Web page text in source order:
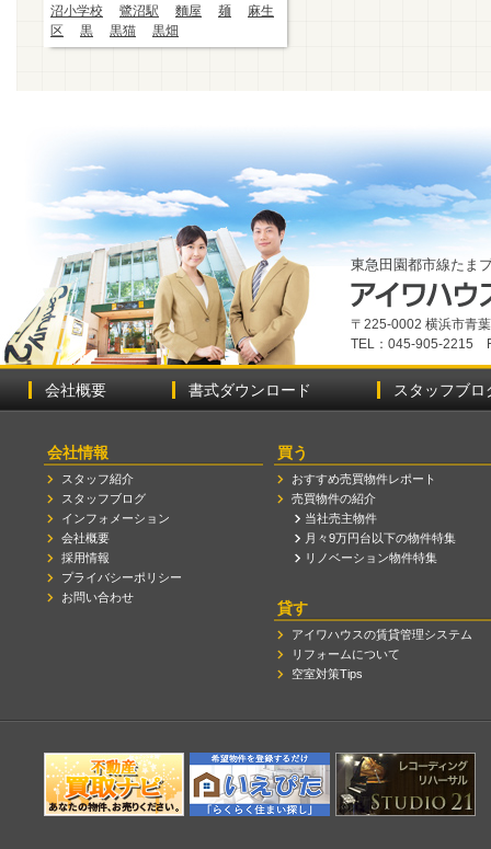
沼小学校
鷺沼駅 麵屋 麺
麻生
区
黒 黒猫 黒畑
東急田園都市線たま
〒225-0002 横浜市青
TEL：045-905-2215
会社概要 書式ダウンロード スタッフブロ
会社情報
スタッフ紹介
スタッフブログ
インフォメーション
会社概要
採用情報
プライバシーポリシー
お問い合わせ
買う
おすすめ売買物件レポート
売買物件の紹介
当社売主物件
月々9万円台以下の物件特集
リノベーション物件特集
貸す
アイワハウスの賃貸管理システム
リフォームについて
空室対策Tips